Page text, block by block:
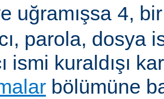
uğramışsa 4,
parola, dosya
ismi kuraldışı
bölümüne